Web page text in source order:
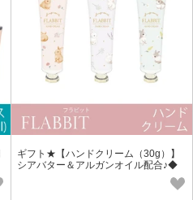
ギフト★【ハンドクリーム（30g）】
シアバター＆アルガンオイル配合♪◆